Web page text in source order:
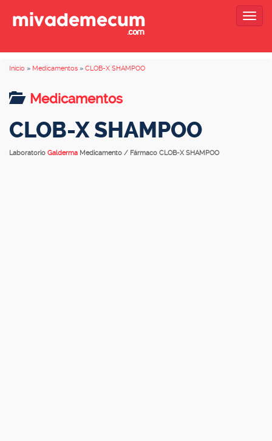
Inicio » Medicamentos » CLOB-X SHAMPOO
Medicamentos
CLOB-X SHAMPOO
Laboratorio Galderma Medicamento / Fármaco CLOB-X SHAMPOO